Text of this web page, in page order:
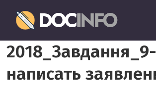
перейти
к
содержимому
оформление
и
заполнение
документов
написать